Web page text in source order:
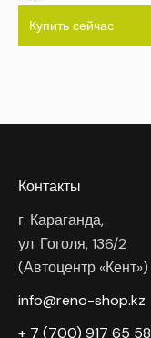
Купить сейчас
Контакты
г. Караганда,
ул. Гоголя, 136/2
(Автоцентр «Кент»)
info@reno-shop.kz
+ 7 (700) 917 65 58